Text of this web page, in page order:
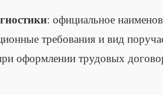
: официальное
требования и вид
оформлении трудовых